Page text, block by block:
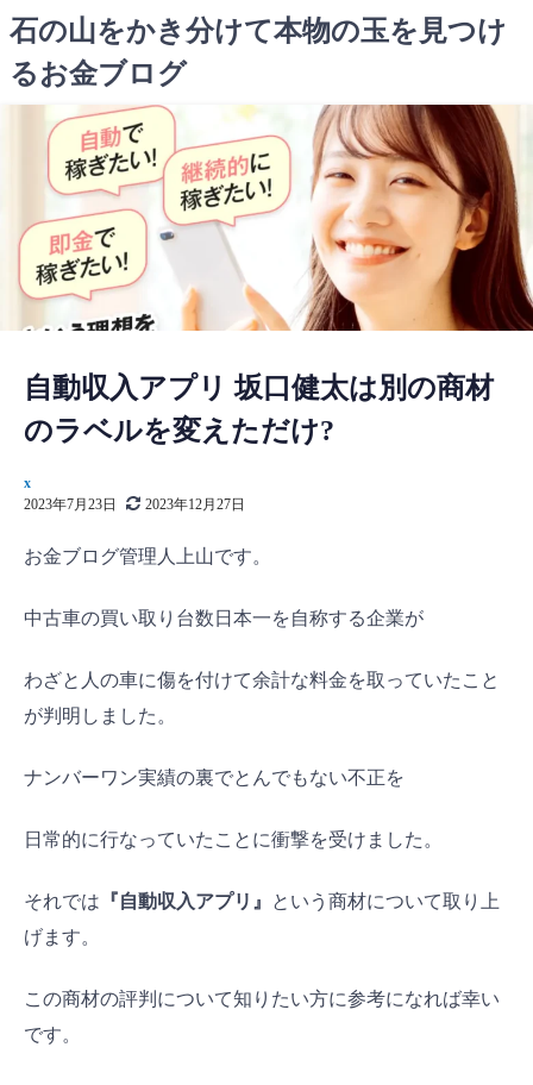
コ
ン
テ
石の山をかき分けて本物の玉を見つけ
るお金ブログ
自動収入アプリ 坂口健太は別の商材
のラベルを変えただけ?
x
2023年7月23日
2023年12月27日
お金ブログ管理人上山です。
中古車の買い取り台数日本一を自称する企業が
わざと人の車に傷を付けて余計な料金を取っていたこと
が判明しました。
ナンバーワン実績の裏でとんでもない不正を
日常的に行なっていたことに衝撃を受けました。
それでは 『自動収入アプリ』
という商材について取り上
げます。
この商材の評判について知りたい方に参考になれば幸い
です。